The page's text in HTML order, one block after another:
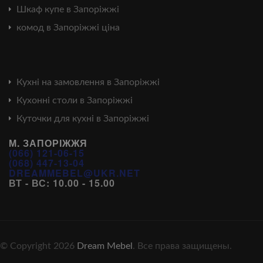
Шкаф купе в Запоріжжі
комод в Запоріжжі ціна
Кухні на замовлення в Запоріжжі
Кухонні столи в Запоріжжі
Куточки для кухні в Запоріжжі
М. ЗАПОРІЖЖЯ
(066) 121-06-15
(068) 447-13-04
DREAMMEBEL@UKR.NET
ВТ - ВС: 10.00 - 15.00
© Copyright 2026 Dream Mebel . Все права защищены.